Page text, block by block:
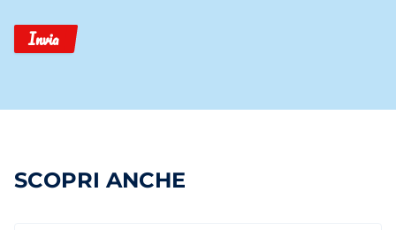
Invia
SCOPRI ANCHE